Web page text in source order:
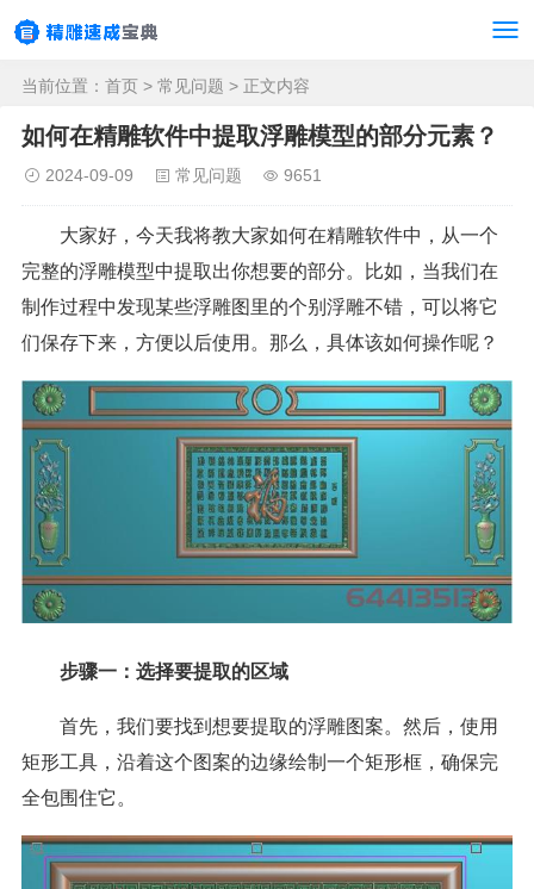
当前位置： 首页 > 常见问题 > 正文内容
如何在精雕软件中提取浮雕模型的部分元素？
2024-09-09 常见问题 9651
大家好，今天我将教大家如何在精雕软件中，从一个
完整的浮雕模型中提取出你想要的部分。比如，当我们在
制作过程中发现某些浮雕图里的个别浮雕不错，可以将它
们保存下来，方便以后使用。那么，具体该如何操作呢？
步骤一：选择要提取的区域
首先，我们要找到想要提取的浮雕图案。然后，使用
矩形工具，沿着这个图案的边缘绘制一个矩形框，确保完
全包围住它。